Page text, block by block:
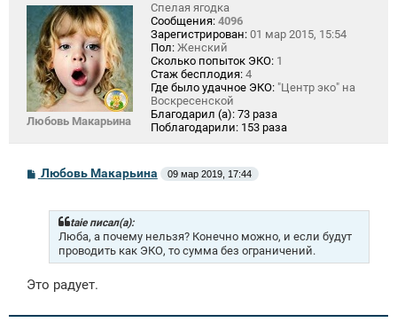
Любовь Макарьина
Спелая ягодка
Сообщения: 4096
Зарегистрирован: 01 мар 2015, 15:54
Пол: Женский
Сколько попыток ЭКО: 1
Стаж бесплодия: 4
Где было удачное ЭКО: "Центр эко" на
Воскресенской
Благодарил (а): 73 раза
Поблагодарили: 153 раза
С
Любовь Макарьина 09 мар 2019, 17:44
taie писал(а):
Люба, а почему нельзя? Конечно можно, и если будут
проводить как ЭКО, то сумма без ограничений.
Это радует.